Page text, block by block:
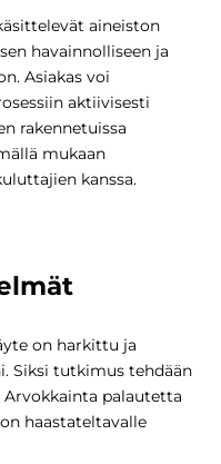
aineiston
havainnolliseen ja
Asiakas voi
aktiivisesti
rakennetuissa
mukaan
kanssa.
on harkittu ja
Siksi tutkimus tehdään
palautetta
haastateltavalle